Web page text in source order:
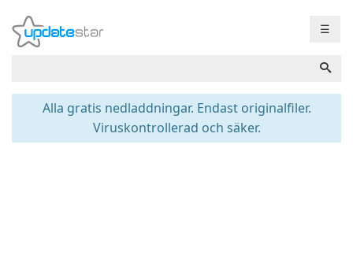
☰
Alla gratis nedladdningar. Endast originalfiler.
Viruskontrollerad och säker.